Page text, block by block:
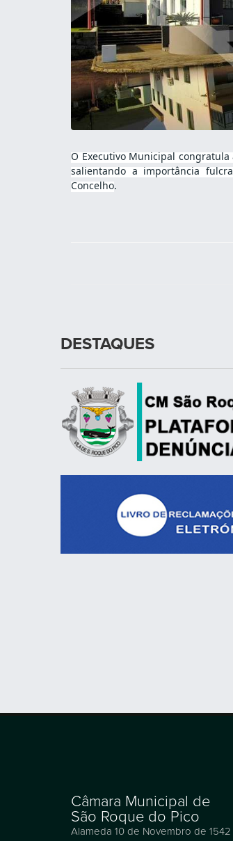
O Executivo Municipal congratula
salientando a importância
Concelho.
DESTAQUES
Câmara Municipal de
São Roque do Pico
Alameda 10 de Novembro de 1542